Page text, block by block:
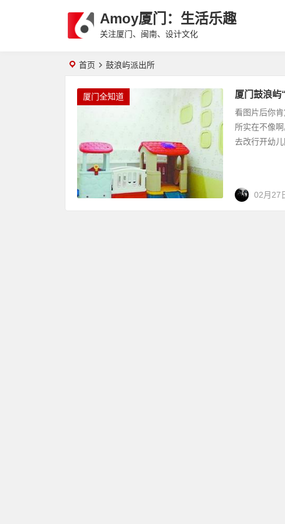
Amoy厦门：生活乐趣
关注厦门、闽南、设计文化
首页 鼓浪屿派出所
厦门全知道 厦门鼓浪屿
看图片后你
所实在不像
去改行开幼
02月27